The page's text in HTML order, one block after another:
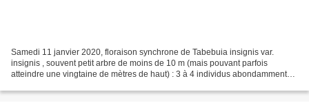
Samedi 11 janvier 2020, floraison synchrone de Tabebuia insignis var.
insignis , souvent petit arbre de moins de 10 m (mais pouvant parfois
atteindre une vingtaine de mètres de haut) : 3 à 4 individus abondamment